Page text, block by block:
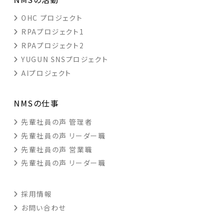
OHC プロジェクト
RPAプロジェクト1
RPAプロジェクト2
YUGUN SNSプロジェクト
AIプロジェクト
NMSの仕事
先輩社員の声 管理者
先輩社員の声 リーダー職
先輩社員の声 営業職
先輩社員の声 リーダー職
採用情報
お問い合わせ